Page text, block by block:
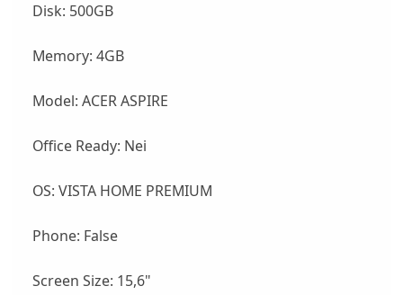
Disk: 500GB
Memory: 4GB
Model: ACER ASPIRE
Office Ready: Nei
OS: VISTA HOME PREMIUM
Phone: False
Screen Size: 15,6"